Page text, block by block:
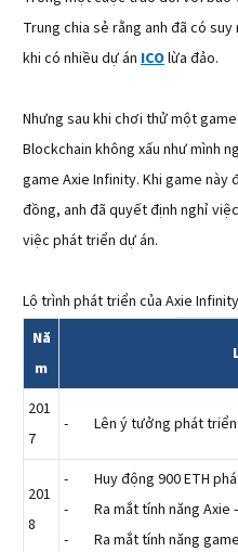
Trung chia sẻ rằng anh đã có
khi có nhiều dự án ICOlừa đảo.
Nhưng sau khi chơi thử một
Blockchain không xấu như mình
game Axie Infinity. Khi game
đồng, anh đã quyết định nghỉ
việc phát triển dự án.
Lộ trình phát triển của Axie
Nă
m
201
7
- Lên ý tưởng phát triển
201
8
- Huy động 900 ETH
- Ra mắt tính năng Axie
- Ra mắt tính năng game